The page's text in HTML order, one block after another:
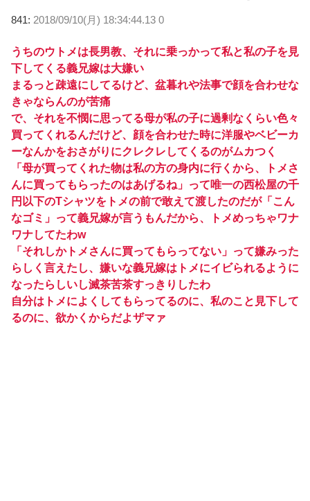
841: 2018/09/10(月) 18:34:44.13 0
うちのウトメは長男教、それに乗っかって私と私の子を見
下してくる義兄嫁は大嫌い
まるっと疎遠にしてるけど、盆暮れや法事で顔を合わせな
きゃならんのが苦痛
で、それを不憫に思ってる母が私の子に過剰なくらい色々
買ってくれるんだけど、顔を合わせた時に洋服やベビーカ
ーなんかをおさがりにクレクレしてくるのがムカつく
「母が買ってくれた物は私の方の身内に行くから、トメさ
んに買ってもらったのはあげるね」って唯一の西松屋の千
円以下のTシャツをトメの前で敢えて渡したのだが「こん
なゴミ」って義兄嫁が言うもんだから、トメめっちゃワナ
ワナしてたわw
「それしかトメさんに買ってもらってない」って嫌みった
らしく言えたし、嫌いな義兄嫁はトメにイビられるように
なったらしいし滅茶苦茶すっきりしたわ
自分はトメによくしてもらってるのに、私のこと見下して
るのに、欲かくからだよザマァ